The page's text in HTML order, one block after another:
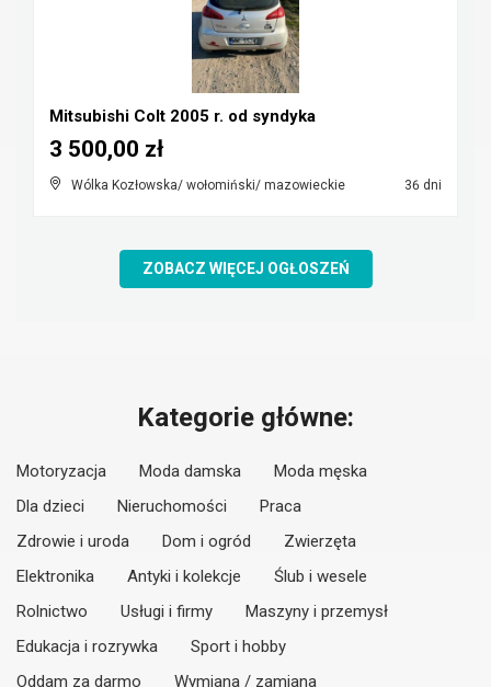
Mitsubishi Colt 2005 r. od syndyka
Wólka Kozłowska/ wołomiński/ mazowieckie 36 dni
3 500,00 zł
ZOBACZ WIĘCEJ OGŁOSZEŃ
Kategorie główne:
Motoryzacja Moda damska
Moda męska
Dla dzieci
Nieruchomości
Praca
Zdrowie i uroda
Dom i ogród
Zwierzęta
Elektronika
Antyki i kolekcje
Ślub i wesele
Rolnictwo
Usługi i firmy
Maszyny i przemysł
Edukacja i rozrywka
Sport i hobby
Oddam za darmo
Wymiana / zamiana